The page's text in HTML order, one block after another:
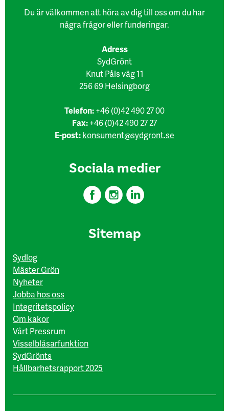
Du är välkommen att höra av dig till oss om du har
några frågor eller funderingar.
Adress
SydGrönt
Knut Påls väg 11
256 69 Helsingborg
Telefon:+46 (0)42 490 27 00
Fax:+46 (0)42 490 27 27
E-post:konsument@sydgront.se
Sociala medier
Sitemap
Sydlog
Mäster Grön
Nyheter
Jobba hos oss
Integritetspolicy
Om kakor
Vårt Pressrum
Visselblåsarfunktion
SydGrönts
Hållbarhetsrapport 2025